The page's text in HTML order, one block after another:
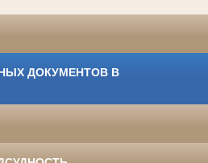
ДОКУМЕНТОВ В